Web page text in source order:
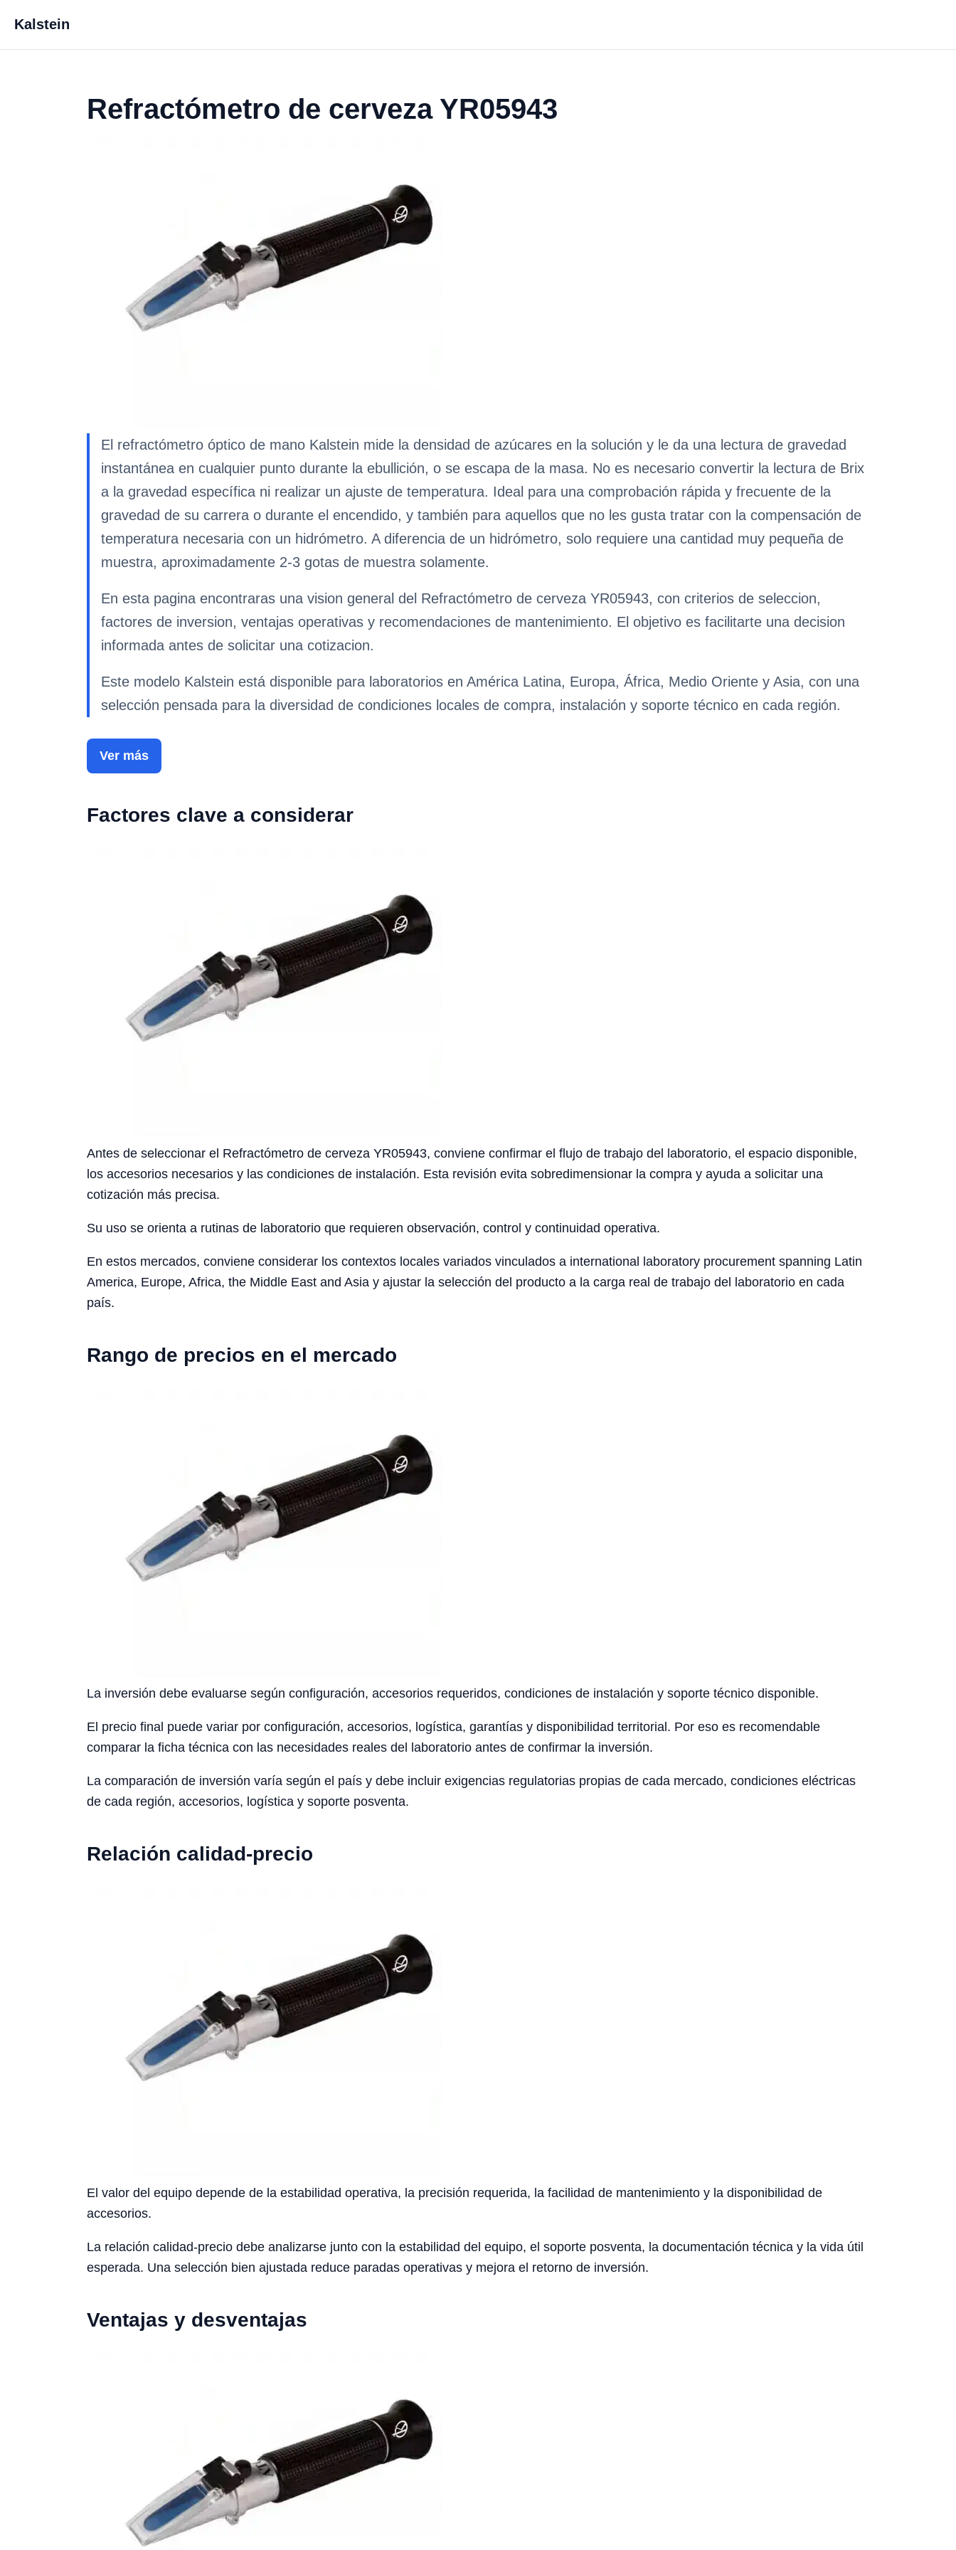
Kalstein
Refractómetro de cerveza YR05943
El refractómetro óptico de mano Kalstein mide la densidad de azúcares en la solución y le da una lectura de gravedad
instantánea en cualquier punto durante la ebullición, o se escapa de la masa. No es necesario convertir la lectura de Brix
a la gravedad específica ni realizar un ajuste de temperatura. Ideal para una comprobación rápida y frecuente de la
gravedad de su carrera o durante el encendido, y también para aquellos que no les gusta tratar con la compensación de
temperatura necesaria con un hidrómetro. A diferencia de un hidrómetro, solo requiere una cantidad muy pequeña de
muestra, aproximadamente 2-3 gotas de muestra solamente.
En esta pagina encontraras una vision general del Refractómetro de cerveza YR05943, con criterios de seleccion,
factores de inversion, ventajas operativas y recomendaciones de mantenimiento. El objetivo es facilitarte una decision
informada antes de solicitar una cotizacion.
Este modelo Kalstein está disponible para laboratorios en América Latina, Europa, África, Medio Oriente y Asia, con una
selección pensada para la diversidad de condiciones locales de compra, instalación y soporte técnico en cada región.
Ver más
Factores clave a considerar
Antes de seleccionar el Refractómetro de cerveza YR05943, conviene confirmar el flujo de trabajo del laboratorio, el espacio disponible,
los accesorios necesarios y las condiciones de instalación. Esta revisión evita sobredimensionar la compra y ayuda a solicitar una
cotización más precisa.
Su uso se orienta a rutinas de laboratorio que requieren observación, control y continuidad operativa.
En estos mercados, conviene considerar los contextos locales variados vinculados a international laboratory procurement spanning Latin
America, Europe, Africa, the Middle East and Asia y ajustar la selección del producto a la carga real de trabajo del laboratorio en cada
país.
Rango de precios en el mercado
La inversión debe evaluarse según configuración, accesorios requeridos, condiciones de instalación y soporte técnico disponible.
El precio final puede variar por configuración, accesorios, logística, garantías y disponibilidad territorial. Por eso es recomendable
comparar la ficha técnica con las necesidades reales del laboratorio antes de confirmar la inversión.
La comparación de inversión varía según el país y debe incluir exigencias regulatorias propias de cada mercado, condiciones eléctricas
de cada región, accesorios, logística y soporte posventa.
Relación calidad-precio
El valor del equipo depende de la estabilidad operativa, la precisión requerida, la facilidad de mantenimiento y la disponibilidad de
accesorios.
La relación calidad-precio debe analizarse junto con la estabilidad del equipo, el soporte posventa, la documentación técnica y la vida útil
esperada. Una selección bien ajustada reduce paradas operativas y mejora el retorno de inversión.
Ventajas y desventajas